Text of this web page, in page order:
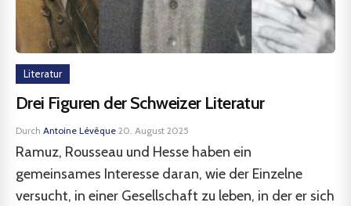
Literatur
Drei Figuren der Schweizer Literatur
Durch Antoine Lévêque·20. August 2025
Ramuz, Rousseau und Hesse haben ein
gemeinsames Interesse daran, wie der Einzelne
versucht, in einer Gesellschaft zu leben, in der er sich